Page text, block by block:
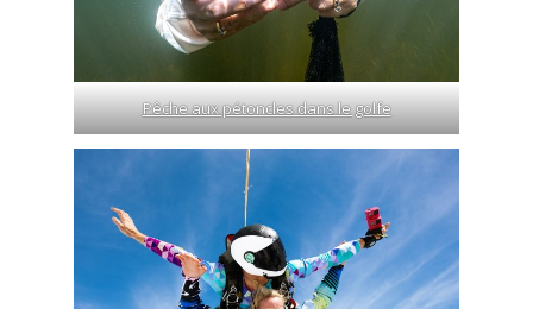
Pêche aux pétoncles dans le golfe